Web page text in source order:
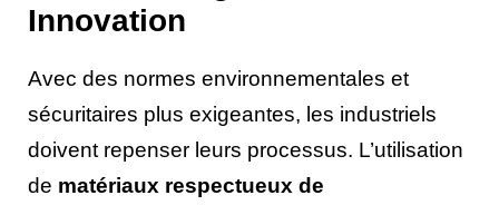
Innovation
Avec des normes environnementales et
sécuritaires plus exigeantes, les industriels
doivent repenser leurs processus. L’utilisation
de matériaux respectueux de